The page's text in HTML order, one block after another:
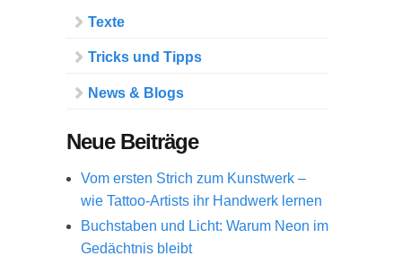
Texte
Tricks und Tipps
News & Blogs
Neue Beiträge
Vom ersten Strich zum Kunstwerk –
wie Tattoo-Artists ihr Handwerk lernen
Buchstaben und Licht: Warum Neon im
Gedächtnis bleibt